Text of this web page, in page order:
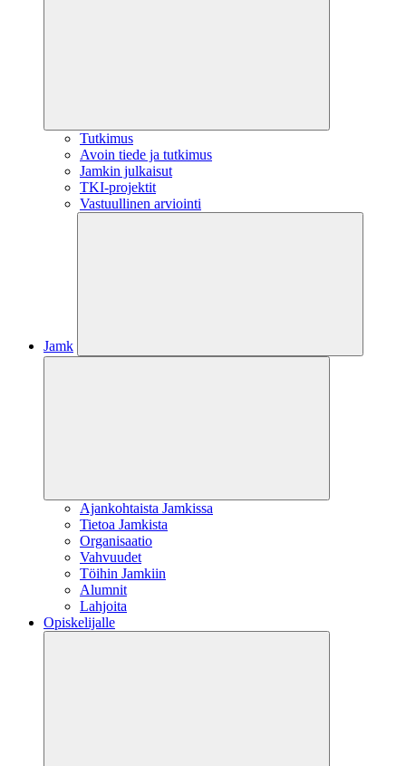
Tutkimus
Avoin tiede ja tutkimus
Jamkin julkaisut
TKI-projektit
Vastuullinen arviointi
Jamk
Ajankohtaista Jamkissa
Tietoa Jamkista
Organisaatio
Vahvuudet
Töihin Jamkiin
Alumnit
Lahjoita
Opiskelijalle